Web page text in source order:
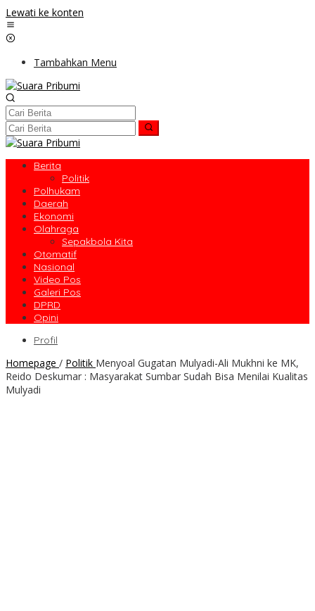
Lewati ke konten
Tambahkan Menu
Berita
Politik
Polhukam
Daerah
Ekonomi
Olahraga
Sepakbola Kita
Otomatif
Nasional
Video Pos
Galeri Pos
DPRD
Opini
Profil
Homepage / Politik Menyoal Gugatan Mulyadi-Ali Mukhni ke MK,
Reido Deskumar : Masyarakat Sumbar Sudah Bisa Menilai Kualitas
Mulyadi